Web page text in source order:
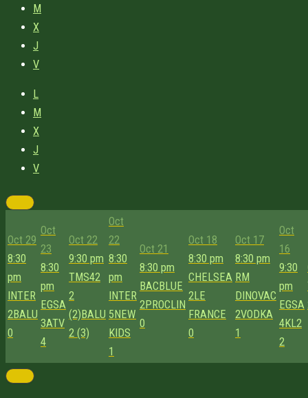
M
X
J
V
L
M
X
J
V
Oct 29
8:30
pm
INTER
2BALU
0
Oct
23
8:30
pm
EGSA
3ATV
4
Oct 22
9:30 pm
TMS42
2
(2)BALU
2 (3)
Oct
22
8:30
pm
INTER
5NEW
KIDS
1
Oct 21
8:30 pm
BACBLUE
2PROCLIN
0
Oct 18
8:30 pm
CHELSEA
2LE
FRANCE
0
Oct 17
8:30 pm
RM
DINOVAC
2VODKA
1
Oct
16
9:30
pm
EGSA
4KL2
2